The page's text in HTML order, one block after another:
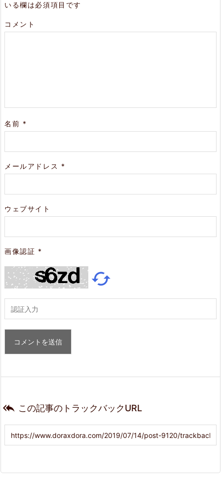
いる欄は必須項目です
コメント
名前 *
メールアドレス *
ウェブサイト
画像認証 *

 この記事のトラックバックURL